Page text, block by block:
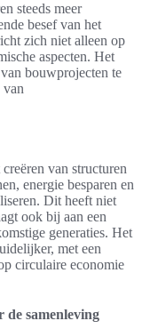
steeds meer
besef van het
zich niet alleen op
aspecten. Het
bouwprojecten te
van
van structuren
energie besparen en
Dit heeft niet
ook bij aan een
generaties. Het
met een
circulaire economie
de samenleving